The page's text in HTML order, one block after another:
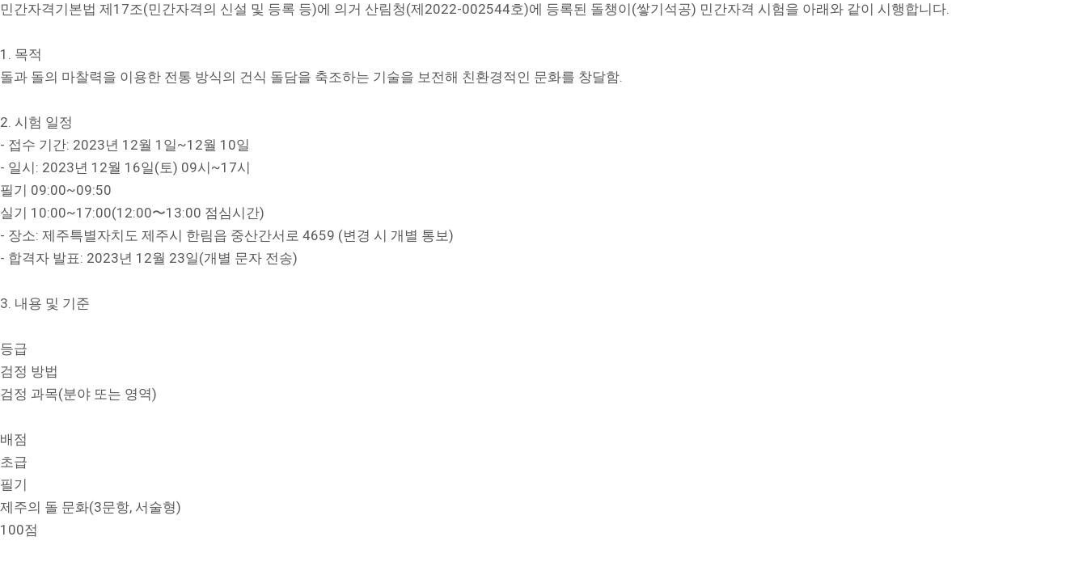
민간자격기본법 제17조(민간자격의 신설 및 등록 등)에 의거 산림청(제2022-002544호)에 등록된 돌챙이(쌓기석공) 민간자격 시험을 아래와 같이 시행합니다.
1. 목적
돌과 돌의 마찰력을 이용한 전통 방식의 건식 돌담을 축조하는 기술을 보전해 친환경적인 문화를 창달함.
2. 시험 일정
- 접수 기간: 2023년 12월 1일~12월 10일
- 일시: 2023년 12월 16일(토) 09시~17시
필기 09:00~09:50
실기 10:00~17:00(12:00〜13:00 점심시간)
- 장소: 제주특별자치도 제주시 한림읍 중산간서로 4659 (변경 시 개별 통보)
- 합격자 발표: 2023년 12월 23일(개별 문자 전송)
3. 내용 및 기준
등급
검정 방법
검정 과목(분야 또는 영역)
배점
초급
필기
제주의 돌 문화(3문항, 서술형)
100점